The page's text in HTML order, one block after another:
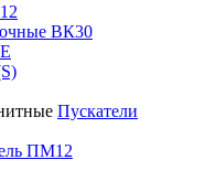
ВК30
Пускатели
ПМ12